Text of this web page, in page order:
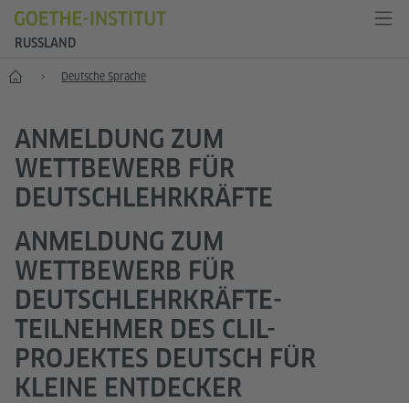
RUSSLAND
Start Deutsche Sprache
ANMELDUNG ZUM
WETTBEWERB FÜR
DEUTSCHLEHRKRÄFTE
ANMELDUNG ZUM
WETTBEWERB FÜR
DEUTSCHLEHRKRÄFTE-
TEILNEHMER DES CLIL-
PROJEKTES DEUTSCH FÜR
KLEINE ENTDECKER